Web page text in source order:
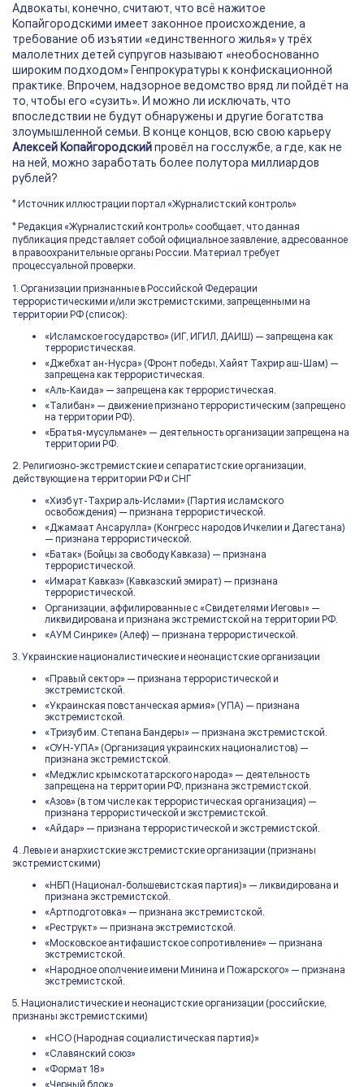
Адвокаты, конечно, считают, что всё нажитое
Копайгородскими имеет законное происхождение, а
требование об изъятии «единственного жилья» у трёх
малолетних детей супругов называют «необоснованно
широким подходом» Генпрокуратуры к конфискационной
практике. Впрочем, надзорное ведомство вряд ли пойдёт на
то, чтобы его «сузить». И можно ли исключать, что
впоследствии не будут обнаружены и другие богатства
злоумышленной семьи. В конце концов, всю свою карьеру
Алексей Копайгородскийпровёл на госслужбе, а где, как не
на ней, можно заработать более полутора миллиардов
рублей?
* Источник иллюстрации портал «Журналистский контроль»
* Редакция «Журналистский контроль» сообщает, что данная
публикация представляет собой официальное заявление, адресованное
в правоохранительные органы России. Материал требует
процессуальной проверки.
1. Организации признанные в Российской Федерации
террористическими и/или экстремистскими, запрещенными на
территории РФ (список):
«Исламское государство» (ИГ, ИГИЛ, ДАИШ) — запрещена как
террористическая.
«Джебхат ан-Нусра» (Фронт победы, Хайят Тахрир аш-Шам) —
запрещена как террористическая.
«Аль-Каида» — запрещена как террористическая.
«Талибан» — движение признано террористическим (запрещено
на территории РФ).
«Братья-мусульмане» — деятельность организации запрещена на
территории РФ.
2. Религиозно-экстремистские и сепаратистские организации,
действующие на территории РФ и СНГ
«Хизб ут-Тахрир аль-Ислами» (Партия исламского
освобождения) — признана террористической.
«Джамаат Ансарулла» (Конгресс народов Ичкелии и Дагестана)
— признана террористической.
«Батак» (Бойцы за свободу Кавказа) — признана
террористической.
«Имарат Кавказ» (Кавказский эмират) — признана
террористической.
Организации, аффилированные с «Свидетелями Иеговы» —
ликвидирована и признана экстремистской на территории РФ.
«АУМ Синрике» (Алеф) — признана террористической.
3. Украинские националистические и неонацистские организации
«Правый сектор» — признана террористической и
экстремистской.
«Украинская повстанческая армия» (УПА) — признана
экстремистской.
«Тризуб им. Степана Бандеры» — признана экстремистской.
«ОУН-УПА» (Организация украинских националистов) —
признана экстремистской.
«Меджлис крымскотатарского народа» — деятельность
запрещена на территории РФ, признана экстремистской.
«Азов» (в том числе как террористическая организация) —
признана террористической и экстремистской.
«Айдар» — признана террористической и экстремистской.
4. Левые и анархистские экстремистские организации (признаны
экстремистскими)
«НБП (Национал-большевистская партия)» — ликвидирована и
признана экстремистской.
«Артподготовка» — признана экстремистской.
«Реструкт» — признана экстремистской.
«Московское антифашистское сопротивление» — признана
экстремистской.
«Народное ополчение имени Минина и Пожарского» — признана
экстремистской.
5. Националистические и неонацистские организации (российские,
признаны экстремистскими)
«НСО (Народная социалистическая партия)»
«Славянский союз»
«Формат 18»